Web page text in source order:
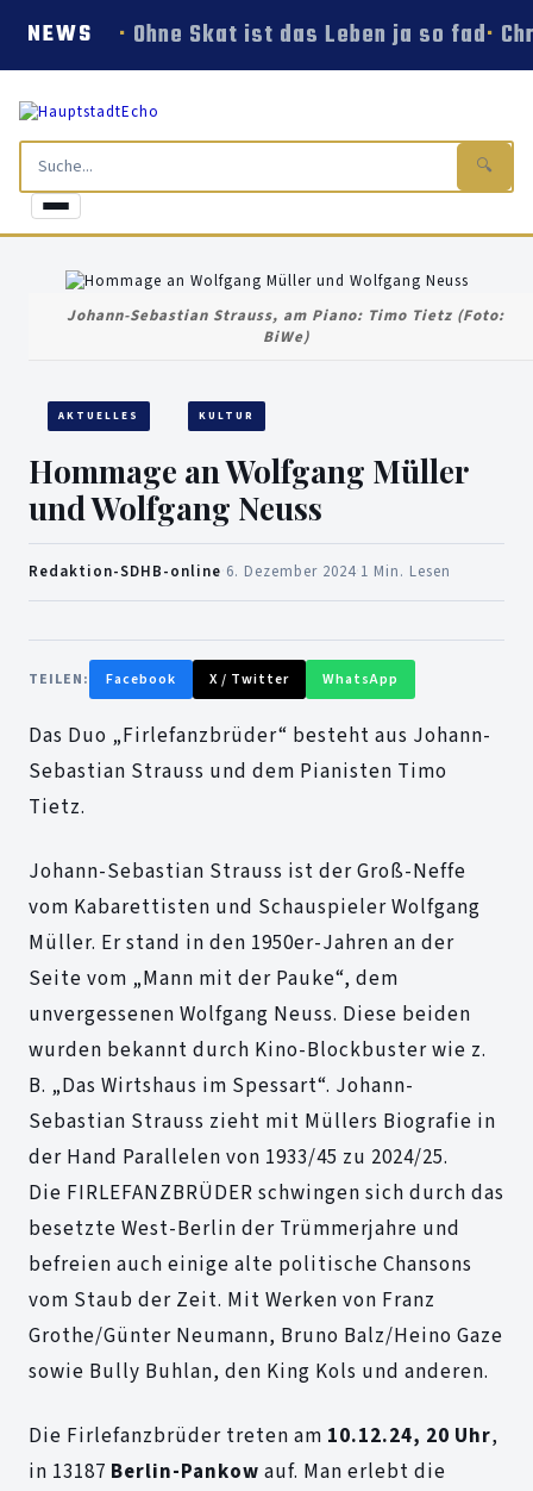
NEWS Ohne Skat ist das Leben ja so fad
🔍
Johann-Sebastian Strauss, am Piano: Timo Tietz (Foto:
BiWe)
AKTUELLES KULTUR
Hommage an Wolfgang Müller
und Wolfgang Neuss
Redaktion-SDHB-online 6. Dezember 2024 1 Min. Lesen
TEILEN: Facebook X / Twitter WhatsApp
Das Duo „Firlefanzbrüder“ besteht aus Johann-
Sebastian Strauss und dem Pianisten Timo
Tietz.
Johann-Sebastian Strauss ist der Groß-Neffe
vom Kabarettisten und Schauspieler Wolfgang
Müller. Er stand in den 1950er-Jahren an der
Seite vom „Mann mit der Pauke“, dem
unvergessenen Wolfgang Neuss. Diese beiden
wurden bekannt durch Kino-Blockbuster wie z.
B. „Das Wirtshaus im Spessart“. Johann-
Sebastian Strauss zieht mit Müllers Biografie in
der Hand Parallelen von 1933/45 zu 2024/25.
Die FIRLEFANZBRÜDER schwingen sich durch das
besetzte West-Berlin der Trümmerjahre und
befreien auch einige alte politische Chansons
vom Staub der Zeit. Mit Werken von Franz
Grothe/Günter Neumann, Bruno Balz/Heino Gaze
sowie Bully Buhlan, den King Kols und anderen.
Die Firlefanzbrüder treten am 10.12.24, 20 Uhr,
in 13187 Berlin-Pankow auf. Man erlebt die